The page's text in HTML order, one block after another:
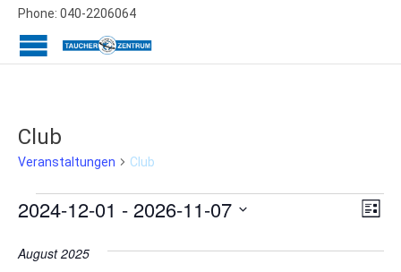
Phone: 040-2206064
Club
Veranstaltungen Club
Veranstaltungen Liste
2024-12-01 - 2026-11-07
wählen.
August 2025